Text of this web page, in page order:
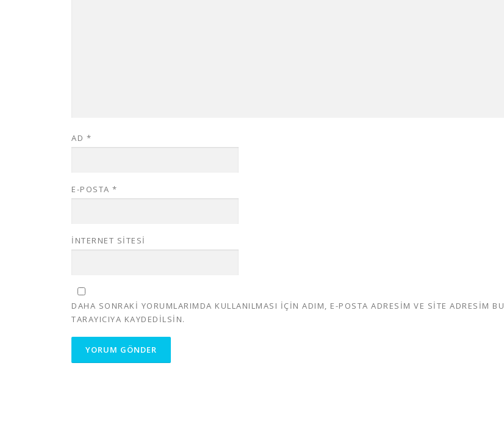
AD *
E-POSTA *
İNTERNET SITESI
DAHA SONRAKI YORUMLARIMDA KULLANILMASI IÇIN ADIM, E-POSTA ADRESIM VE SITE ADRESIM BU
TARAYICIYA KAYDEDILSIN.